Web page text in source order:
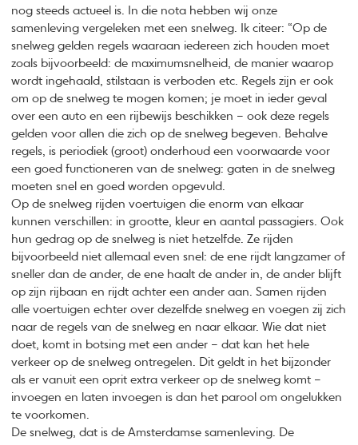
nog steeds actueel is. In die nota hebben wij onze
samenleving vergeleken met een snelweg. Ik citeer: “Op de
snelweg gelden regels waaraan iedereen zich houden moet
zoals bijvoorbeeld: de maximumsnelheid, de manier waarop
wordt ingehaald, stilstaan is verboden etc. Regels zijn er ook
om op de snelweg te mogen komen; je moet in ieder geval
over een auto en een rijbewijs beschikken – ook deze regels
gelden voor allen die zich op de snelweg begeven. Behalve
regels, is periodiek (groot) onderhoud een voorwaarde voor
een goed functioneren van de snelweg: gaten in de snelweg
moeten snel en goed worden opgevuld.
Op de snelweg rijden voertuigen die enorm van elkaar
kunnen verschillen: in grootte, kleur en aantal passagiers. Ook
hun gedrag op de snelweg is niet hetzelfde. Ze rijden
bijvoorbeeld niet allemaal even snel: de ene rijdt langzamer of
sneller dan de ander, de ene haalt de ander in, de ander blijft
op zijn rijbaan en rijdt achter een ander aan. Samen rijden
alle voertuigen echter over dezelfde snelweg en voegen zij zich
naar de regels van de snelweg en naar elkaar. Wie dat niet
doet, komt in botsing met een ander – dat kan het hele
verkeer op de snelweg ontregelen. Dit geldt in het bijzonder
als er vanuit een oprit extra verkeer op de snelweg komt –
invoegen en laten invoegen is dan het parool om ongelukken
te voorkomen.
De snelweg, dat is de Amsterdamse samenleving. De